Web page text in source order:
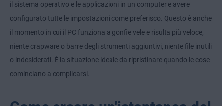
il sistema operativo e le applicazioni in un computer e avere
configurato tutte le impostazioni come preferisco. Questo è anche
il momento in cui il PC funziona a gonfie vele e risulta più veloce,
niente crapware o barre degli strumenti aggiuntivi, niente file inutili
o indesiderati. È la situazione ideale da ripristinare quando le cose
cominciano a complicarsi.